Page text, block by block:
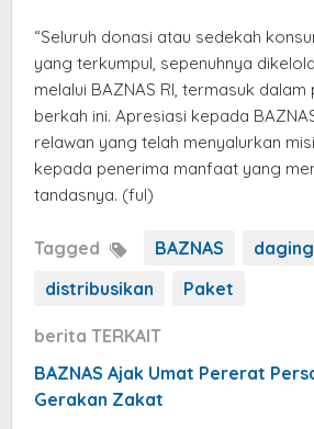
“Seluruh donasi atau sedekah
yang terkumpul, sepenuhnya
melalui BAZNAS RI, termasuk
berkah ini. Apresiasi kepada
relawan yang telah menyalurkan
kepada penerima manfaat yang
tandasnya. (ful)
Tagged BAZNAS
distribusikan
Paket
berita TERKAIT
BAZNAS Ajak Umat Pererat
Gerakan Zakat